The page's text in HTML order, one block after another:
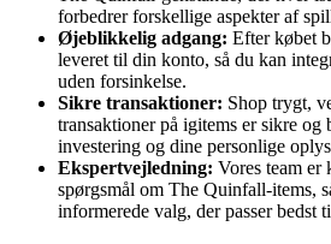
forbedrer forskellige aspekter af
Øjeblikkelig adgang: Efter købet
leveret til din konto, så du kan
uden forsinkelse.
Sikre transaktioner: Shop trygt,
transaktioner på igitems er sikre og
investering og dine personlige
Ekspertvejledning: Vores team
spørgsmål om The Quinfall-items,
informerede valg, der passer bedst